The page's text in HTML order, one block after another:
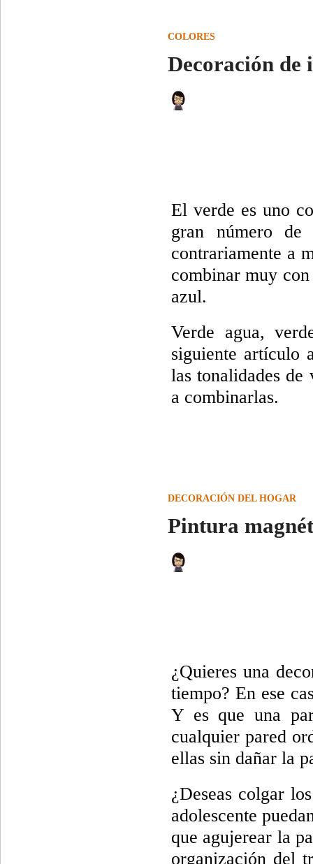
COLORES
Decoración de
El verde es uno
gran número de
contrariamente a
combinar muy
azul.
Verde agua,
siguiente artículo
las tonalidades de
a combinarlas.
DECORACIÓN DEL HOGAR
Pintura
¿Quieres una
tiempo? En ese
Y es que una
cualquier pared
ellas sin dañar la
¿Deseas colgar
adolescente
que agujerear la
organización del